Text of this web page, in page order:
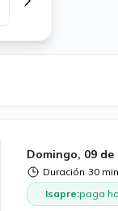
Domingo, 09
Duración 30 min
Isapre:paga